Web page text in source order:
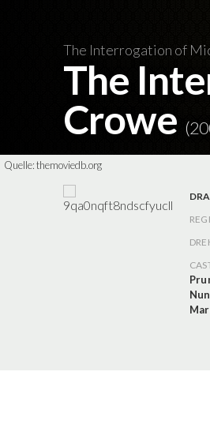
The Interrogation of
The
Crowe
Quelle:themoviedb.org